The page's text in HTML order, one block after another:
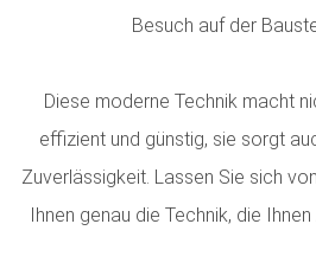
Besuch auf der
Diese moderne Technik macht
effizient und günstig, sie sorgt
Zuverlässigkeit. Lassen Sie sich
Ihnen genau die Technik, die